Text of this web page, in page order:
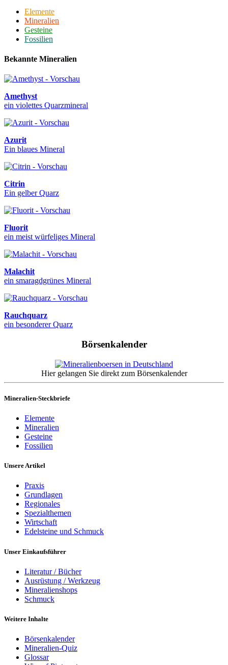
Elemente
Mineralien
Gesteine
Fossilien
Bekannte Mineralien
Amethyst
ein violettes Quarzmineral
Azurit
Ein blaues Mineral
Citrin
Ein gelber Quarz
Fluorit
ein meist würfeliges Mineral
Malachit
ein smaragdgrünes Mineral
Rauchquarz
ein besonderer Quarz
Börsenkalender
Hier gelangen Sie direkt zum Börsenkalender
Mineralien-Steckbriefe
Elemente
Mineralien
Gesteine
Fossilien
Unsere Artikel
Praxis
Grundlagen
Regionales
Spezialthemen
Wirtschaft
Edelsteine und Schmuck
Unser Einkaufsführer
Literatur / Bücher
Ausrüstung / Werkzeug
Mineralienshops
Schmuck
Weitere Inhalte
Börsenkalender
Mineralien-Quiz
Glossar